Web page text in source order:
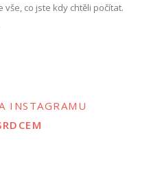
co jste kdy chtěli počítat.
INSTAGRAMU